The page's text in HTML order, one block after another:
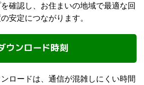
確認し、お住まいの地域で最適な回
安定につながります。
ウンロード時刻
ロードは、通信が混雑しにくい時間